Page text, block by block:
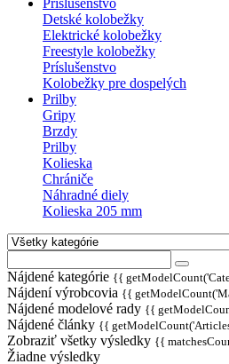
Príslušenstvo
Detské kolobežky
Elektrické kolobežky
Freestyle kolobežky
Príslušenstvo
Kolobežky pre dospelých
Prilby
Gripy
Brzdy
Prilby
Kolieska
Chrániče
Náhradné diely
Kolieska 205 mm
Nájdené kategórie {{
Nájdení výrobcovia {{
Nájdené modelové rady {{
Nájdené články {{
Zobraziť všetky výsledky {{
Žiadne výsledky